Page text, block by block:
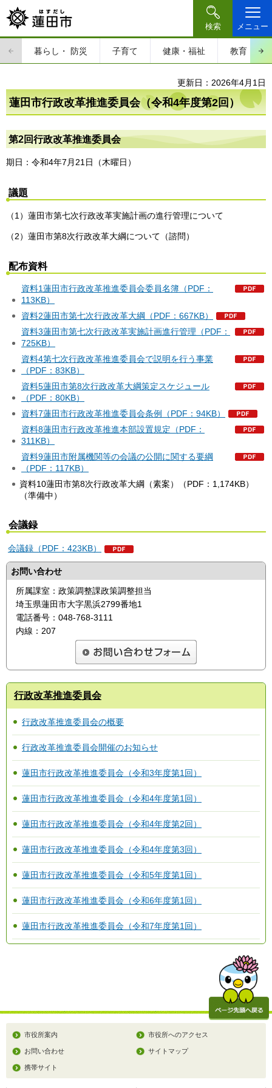
検索 メニュー
暮らし・ 防災 子育て 健康・福祉 教育・文
更新日：2026年4月1日
蓮田市行政改革推進委員会（令和4年度第2回）
第2回行政改革推進委員会
期日：令和4年7月21日（木曜日）
議題
（1）蓮田市第七次行政改革実施計画の進行管理について
（2）蓮田市第8次行政改革大綱について（諮問）
配布資料
資料1蓮田市行政改革推進委員会委員名簿（PDF：
113KB）
資料2蓮田市第七次行政改革大綱（PDF：667KB）
資料3蓮田市第七次行政改革実施計画進行管理（PDF：
725KB）
資料4第七次行政改革推進委員会で説明を行う事業
（PDF：83KB）
資料5蓮田市第8次行政改革大綱策定スケジュール
（PDF：80KB）
資料7蓮田市行政改革推進委員会条例（PDF：94KB）
資料8蓮田市行政改革推進本部設置規定（PDF：
311KB）
資料9蓮田市附属機関等の会議の公開に関する要綱
（PDF：117KB）
資料10蓮田市第8次行政改革大綱（素案）（PDF：1,174KB）
（準備中）
会議録
会議録（PDF：423KB）
お問い合わせ
所属課室：政策調整課政策調整担当
埼玉県蓮田市大字黒浜2799番地1
電話番号：048-768-3111
内線：207
行政改革推進委員会
行政改革推進委員会の概要
行政改革推進委員会開催のお知らせ
蓮田市行政改革推進委員会（令和3年度第1回）
蓮田市行政改革推進委員会（令和4年度第1回）
蓮田市行政改革推進委員会（令和4年度第2回）
蓮田市行政改革推進委員会（令和4年度第3回）
蓮田市行政改革推進委員会（令和5年度第1回）
蓮田市行政改革推進委員会（令和6年度第1回）
蓮田市行政改革推進委員会（令和7年度第1回）
市役所案内 市役所へのアクセス
お問い合わせ サイトマップ
携帯サイト